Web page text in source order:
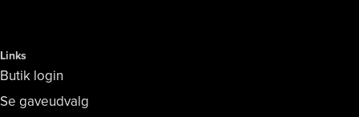
Links
Butik login
Se gaveudvalg